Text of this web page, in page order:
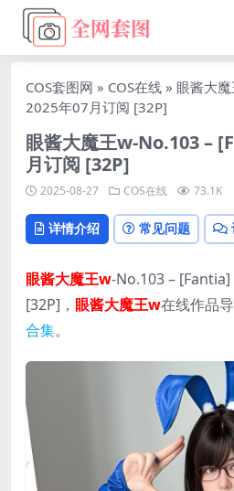
COS套图网 » COS在线 » 眼酱大
2025年07月订阅 [32P]
眼酱大魔王w-No.103 –
月订阅 [32P]
2025-08-27 COS在线 73.1K
详情介绍 常见问题
眼酱大魔王w-No.103 –
[32P]， 眼酱大魔王w在线作品导
合集。